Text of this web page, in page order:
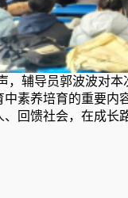
，辅导员郭波波对本
中素养培育的重要内
、回馈社会，在成长